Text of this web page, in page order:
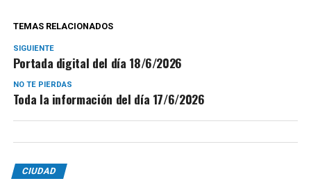
TEMAS RELACIONADOS
SIGUIENTE
Portada digital del día 18/6/2026
NO TE PIERDAS
Toda la información del día 17/6/2026
CIUDAD